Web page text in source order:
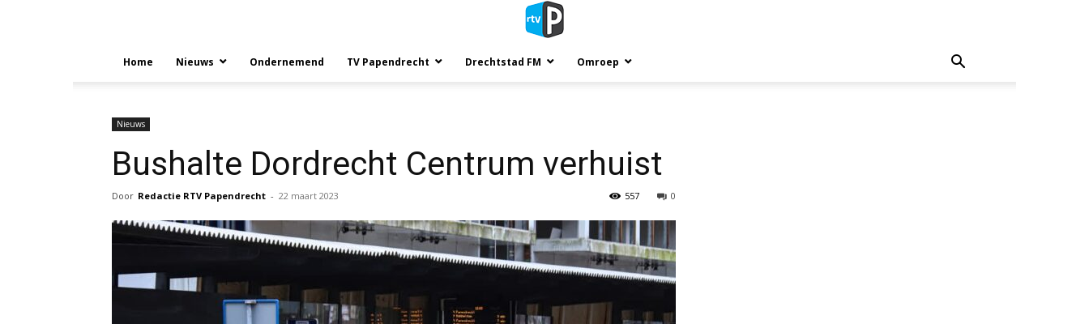
Home Nieuws Ondernemend TV Papendrecht Drechtstad FM Omroep
Nieuws
Bushalte Dordrecht Centrum verhuist
Door Redactie RTV Papendrecht - 22 maart 2023 0
557